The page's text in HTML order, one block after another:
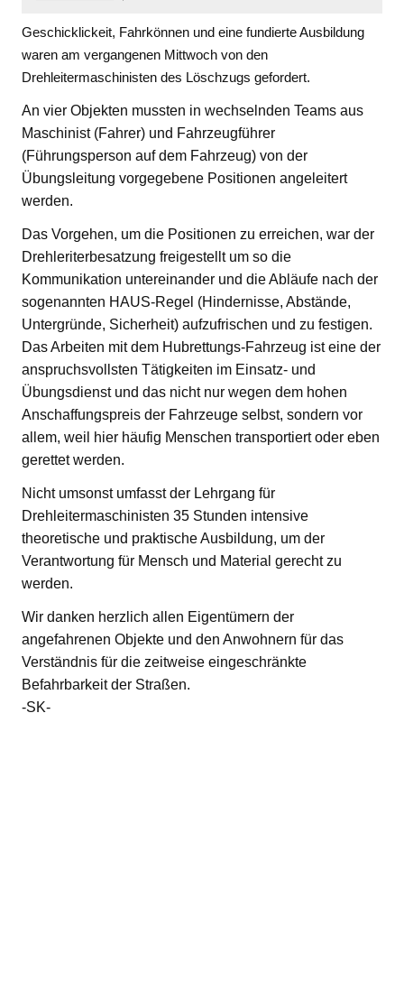
Geschicklickeit, Fahrkönnen und eine fundierte Ausbildung
waren am vergangenen Mittwoch von den
Drehleitermaschinisten des Löschzugs gefordert.
An vier Objekten mussten in wechselnden Teams aus
Maschinist (Fahrer) und Fahrzeugführer
(Führungsperson auf dem Fahrzeug) von der
Übungsleitung vorgegebene Positionen angeleitert
werden.
Das Vorgehen, um die Positionen zu erreichen, war der
Drehleriterbesatzung freigestellt um so die
Kommunikation untereinander und die Abläufe nach der
sogenannten HAUS-Regel (Hindernisse, Abstände,
Untergründe, Sicherheit) aufzufrischen und zu festigen.
Das Arbeiten mit dem Hubrettungs-Fahrzeug ist eine der
anspruchsvollsten Tätigkeiten im Einsatz- und
Übungsdienst und das nicht nur wegen dem hohen
Anschaffungspreis der Fahrzeuge selbst, sondern vor
allem, weil hier häufig Menschen transportiert oder eben
gerettet werden.
Nicht umsonst umfasst der Lehrgang für
Drehleitermaschinisten 35 Stunden intensive
theoretische und praktische Ausbildung, um der
Verantwortung für Mensch und Material gerecht zu
werden.
Wir danken herzlich allen Eigentümern der
angefahrenen Objekte und den Anwohnern für das
Verständnis für die zeitweise eingeschränkte
Befahrbarkeit der Straßen.
-SK-